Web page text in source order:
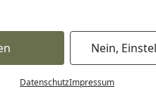
Nein,
DatenschutzImpressum
Dein Traumpool im
nach Dachform